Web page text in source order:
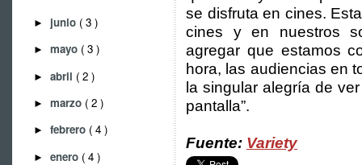
► junio ( 3 )
► mayo ( 3 )
► abril ( 2 )
► marzo ( 2 )
► febrero ( 4 )
► enero ( 4 )
se disfruta en cines.
cines y en nuestros
agregar que estamos
hora, las audiencias en
la singular alegría de
pantalla”.
Fuente: Variety